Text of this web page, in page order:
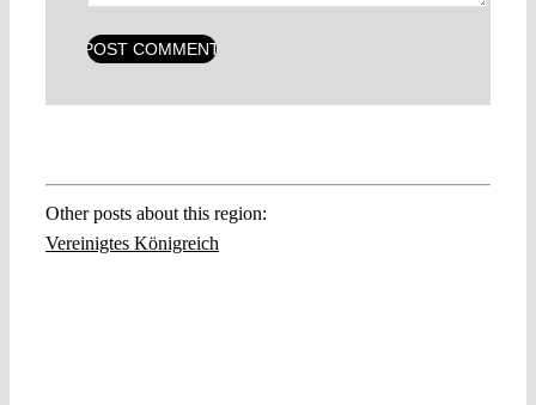
Other posts about this region:
Vereinigtes Königreich